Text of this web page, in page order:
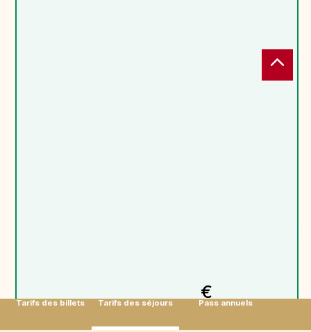
Tarifs des billets Tarifs des séjours Pass annuels
269,90
€